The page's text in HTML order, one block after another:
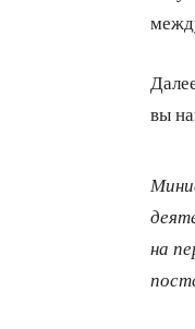
вы
на